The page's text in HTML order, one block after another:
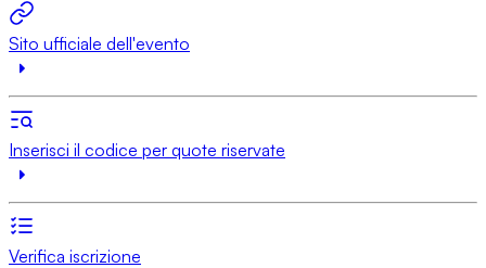
Sito ufficiale dell'evento
Inserisci il codice per quote riservate
Verifica iscrizione